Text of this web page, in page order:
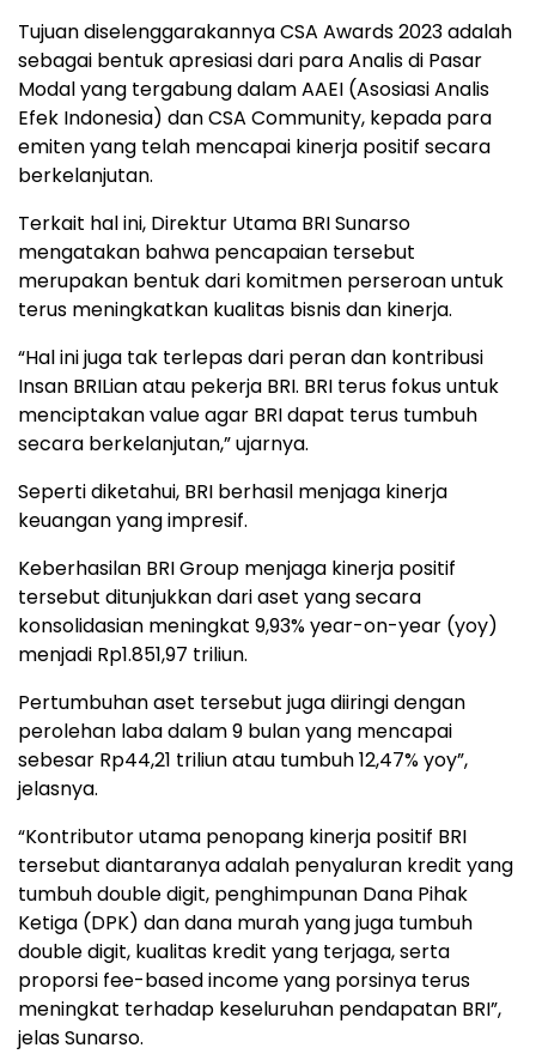
Tujuan diselenggarakannya CSA Awards 2023 adalah
sebagai bentuk apresiasi dari para Analis di Pasar
Modal yang tergabung dalam AAEI (Asosiasi Analis
Efek Indonesia) dan CSA Community, kepada para
emiten yang telah mencapai kinerja positif secara
berkelanjutan.
Terkait hal ini, Direktur Utama BRI Sunarso
mengatakan bahwa pencapaian tersebut
merupakan bentuk dari komitmen perseroan untuk
terus meningkatkan kualitas bisnis dan kinerja.
“Hal ini juga tak terlepas dari peran dan kontribusi
Insan BRILian atau pekerja BRI. BRI terus fokus untuk
menciptakan value agar BRI dapat terus tumbuh
secara berkelanjutan,” ujarnya.
Seperti diketahui, BRI berhasil menjaga kinerja
keuangan yang impresif.
Keberhasilan BRI Group menjaga kinerja positif
tersebut ditunjukkan dari aset yang secara
konsolidasian meningkat 9,93% year-on-year (yoy)
menjadi Rp1.851,97 triliun.
Pertumbuhan aset tersebut juga diiringi dengan
perolehan laba dalam 9 bulan yang mencapai
sebesar Rp44,21 triliun atau tumbuh 12,47% yoy”,
jelasnya.
“Kontributor utama penopang kinerja positif BRI
tersebut diantaranya adalah penyaluran kredit yang
tumbuh double digit, penghimpunan Dana Pihak
Ketiga (DPK) dan dana murah yang juga tumbuh
double digit, kualitas kredit yang terjaga, serta
proporsi fee-based income yang porsinya terus
meningkat terhadap keseluruhan pendapatan BRI”,
jelas Sunarso.